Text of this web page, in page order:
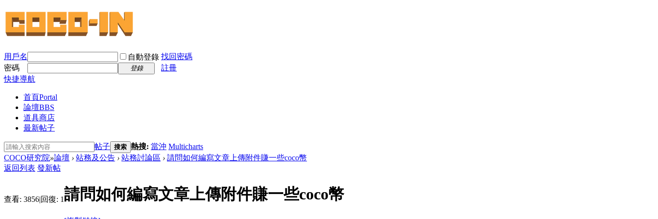
用戶名 自動登錄 找回密碼
密碼
登錄
註冊
快捷導航
首頁Portal
論壇BBS
道具商店
最新帖子
帖子 搜索 熱搜: 當沖 Multicharts
COCO研究院»論壇 › 站務及公告 › 站務討論區 › 請問如何編寫文章上傳附件賺一些coco幣
返回列表 發新帖
查看: 3856|回復: 1請問如何編寫文章上傳附件賺一些coco幣